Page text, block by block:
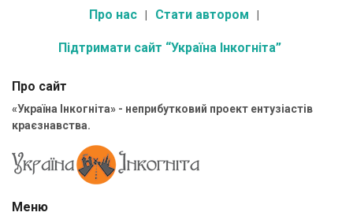
Про нас Стати автором
Підтримати сайт “Україна Інкогніта”
Про сайт
«Україна Інкогніта» - неприбутковий проект ентузіастів
краєзнавства.
Меню